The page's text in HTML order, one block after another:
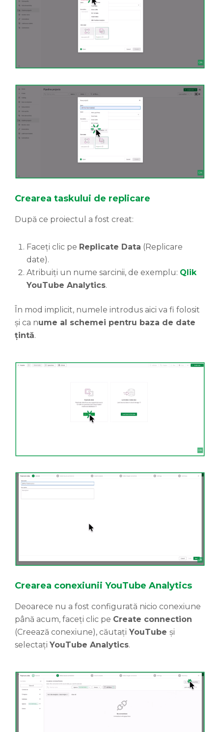
Crearea taskului de replicare
După ce proiectul a fost creat:
Faceți clic pe Replicate Data (Replicare
date).
Atribuiți un nume sarcinii, de exemplu: Qlik
YouTube Analytics.
În mod implicit, numele introdus aici va fi folosit
și ca nume al schemei pentru baza de date
țintă.
Crearea conexiunii YouTube Analytics
Deoarece nu a fost configurată nicio conexiune
până acum, faceți clic pe Create connection
(Creează conexiune), căutați YouTube și
selectați YouTube Analytics.